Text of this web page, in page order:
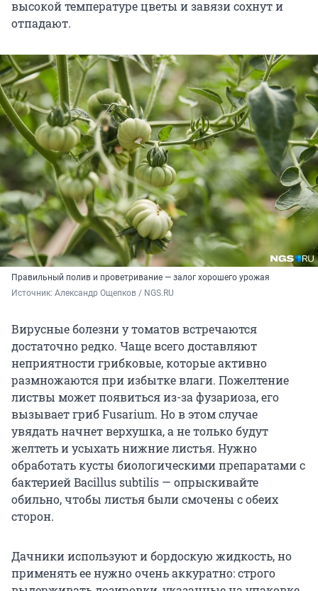
высокой температуре цветы и завязи сохнут и
отпадают.
Правильный полив и проветривание — залог хорошего урожая
Источник: Александр Ощепков / NGS.RU
Вирусные болезни у томатов встречаются
достаточно редко. Чаще всего доставляют
неприятности грибковые, которые активно
размножаются при избытке влаги. Пожелтение
листвы может появиться из-за фузариоза, его
вызывает гриб Fusarium. Но в этом случае
увядать начнет верхушка, а не только будут
желтеть и усыхать нижние листья. Нужно
обработать кусты биологическими препаратами с
бактерией Bacillus subtilis — опрыскивайте
обильно, чтобы листья были смочены с обеих
сторон.
Дачники используют и бордоскую жидкость, но
применять ее нужно очень аккуратно: строго